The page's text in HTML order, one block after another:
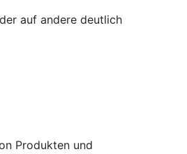
auf andere deutlich
Produkten und